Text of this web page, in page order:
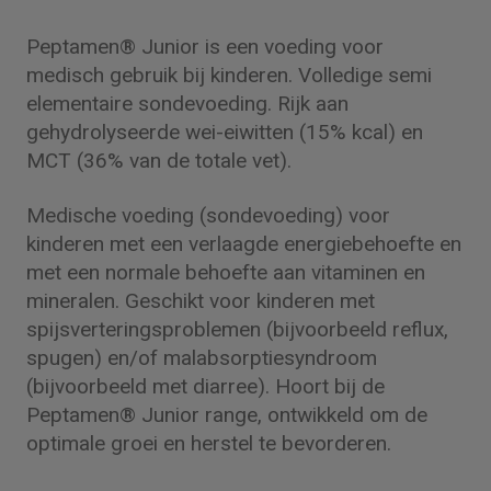
Peptamen® Junior is een voeding voor
medisch gebruik bij kinderen. Volledige semi
elementaire sondevoeding. Rijk aan
gehydrolyseerde wei-eiwitten (15% kcal) en
MCT (36% van de totale vet).
Medische voeding (sondevoeding) voor
kinderen met een verlaagde energiebehoefte en
met een normale behoefte aan vitaminen en
mineralen. Geschikt voor kinderen met
spijsverteringsproblemen (bijvoorbeeld reflux,
spugen) en/of malabsorptiesyndroom
(bijvoorbeeld met diarree). Hoort bij de
Peptamen® Junior range, ontwikkeld om de
optimale groei en herstel te bevorderen.